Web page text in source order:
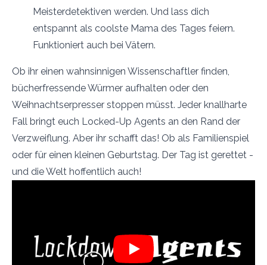
Meisterdetektiven werden. Und lass dich
entspannt als coolste Mama des Tages feiern.
Funktioniert auch bei Vätern.
Ob ihr einen wahnsinnigen Wissenschaftler finden,
bücherfressende Würmer aufhalten oder den
Weihnachtserpresser stoppen müsst. Jeder knallharte
Fall bringt euch Locked-Up Agents an den Rand der
Verzweiflung. Aber ihr schafft das! Ob als Familienspiel
oder für einen kleinen Geburtstag. Der Tag ist gerettet -
und die Welt hoffentlich auch!
Play